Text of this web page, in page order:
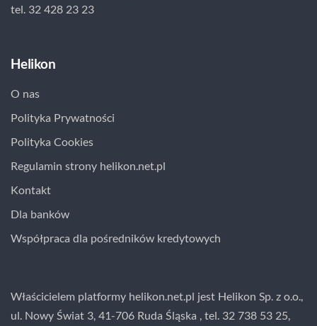
tel. 32 428 23 23
Helikon
O nas
Polityka Prywatności
Polityka Cookies
Regulamin strony helikon.net.pl
Kontakt
Dla banków
Współpraca dla pośredników kredytowych
Właścicielem platformy helikon.net.pl jest Helikon Sp. z o.o.,
ul. Nowy Świat 3, 41-706 Ruda Śląska , tel. 32 738 53 25,